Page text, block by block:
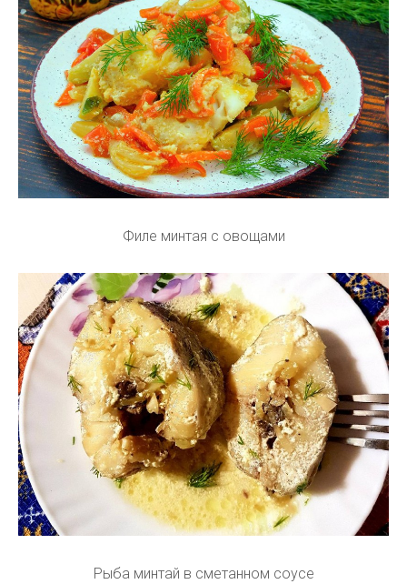
Филе минтая с овощами
Рыба минтай в сметанном соусе